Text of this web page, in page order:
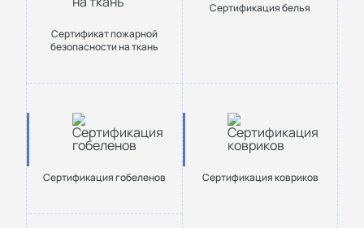
Сертификат пожарной
безопасности на ткань
Сертификация белья
Сертификация гобеленов Сертификация ковриков